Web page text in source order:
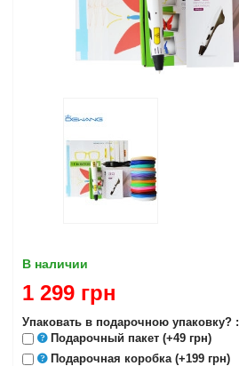
В наличии
1 299 грн
Упаковать в подарочною упаковку? :
Подарочный пакет (+49 грн)
Подарочная коробка(+199 грн)